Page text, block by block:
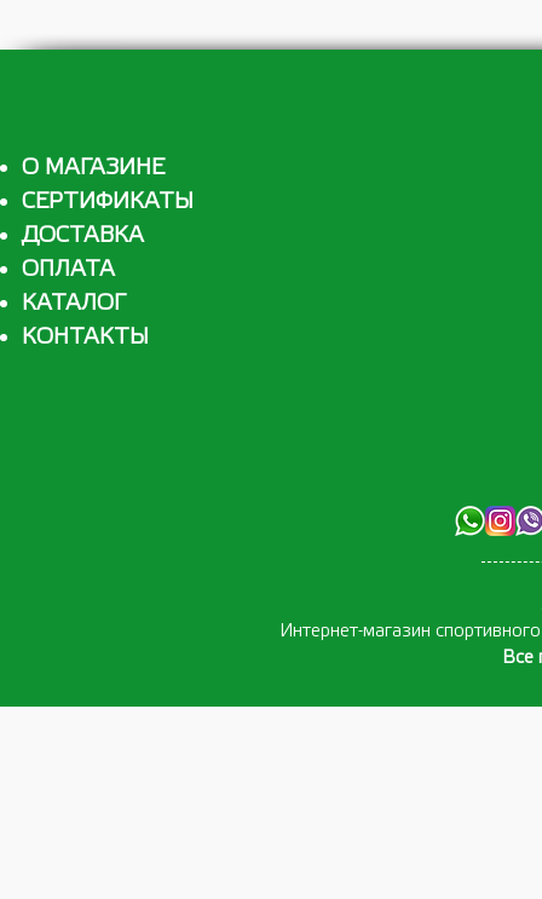
О МАГАЗИНЕ
СЕРТИФИКАТЫ
ДОСТАВКА
ОПЛАТА
КАТАЛОГ
КОНТАКТЫ
Интернет-магазин
Все